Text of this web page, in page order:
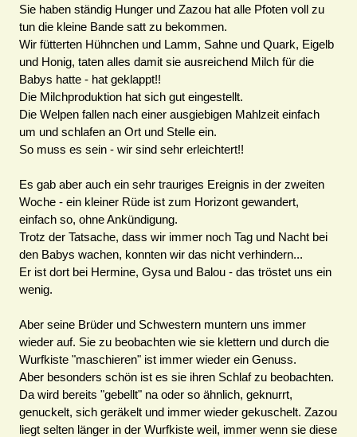
Sie haben ständig Hunger und Zazou hat alle Pfoten voll zu
tun die kleine Bande satt zu bekommen.
Wir fütterten Hühnchen und Lamm, Sahne und Quark, Eigelb
und Honig, taten alles damit sie ausreichend Milch für die
Babys hatte - hat geklappt!!
Die Milchproduktion hat sich gut eingestellt.
Die Welpen fallen nach einer ausgiebigen Mahlzeit einfach
um und schlafen an Ort und Stelle ein.
So muss es sein - wir sind sehr erleichtert!!
Es gab aber auch ein sehr trauriges Ereignis in der zweiten
Woche - ein kleiner Rüde ist zum Horizont gewandert,
einfach so, ohne Ankündigung.
Trotz der Tatsache, dass wir immer noch Tag und Nacht bei
den Babys wachen, konnten wir das nicht verhindern...
Er ist dort bei Hermine, Gysa und Balou - das tröstet uns ein
wenig.
Aber seine Brüder und Schwestern muntern uns immer
wieder auf. Sie zu beobachten wie sie klettern und durch die
Wurfkiste "maschieren" ist immer wieder ein Genuss.
Aber besonders schön ist es sie ihren Schlaf zu beobachten.
Da wird bereits "gebellt" na oder so ähnlich, geknurrt,
genuckelt, sich geräkelt und immer wieder gekuschelt. Zazou
liegt selten länger in der Wurfkiste weil, immer wenn sie diese